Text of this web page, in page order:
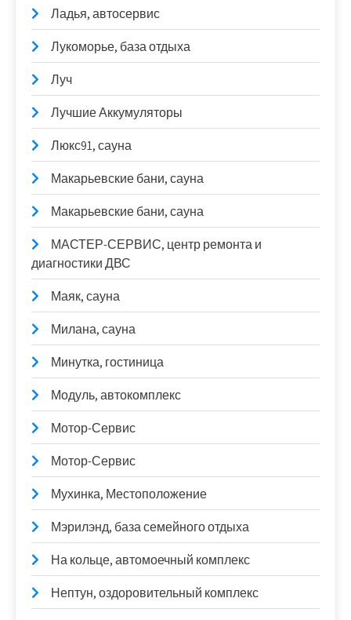
Ладья, автосервис
Лукоморье, база отдыха
Луч
Лучшие Аккумуляторы
Люкс91, сауна
Макарьевские бани, сауна
Макарьевские бани, сауна
МАСТЕР-СЕРВИС, центр ремонта и
диагностики ДВС
Маяк, сауна
Милана, сауна
Минутка, гостиница
Модуль, автокомплекс
Мотор-Сервис
Мотор-Сервис
Мухинка, Местоположение
Мэрилэнд, база семейного отдыха
На кольце, автомоечный комплекс
Нептун, оздоровительный комплекс